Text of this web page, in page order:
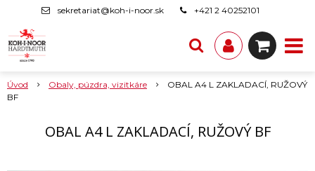
sekretariat@koh-i-noor.sk +421 2 40252101
Úvod Obaly, púzdra, vizitkáre
OBAL A4 L ZAKLADACÍ, RUŽOVÝ
BF
OBAL A4 L ZAKLADACÍ, RUŽOVÝ BF